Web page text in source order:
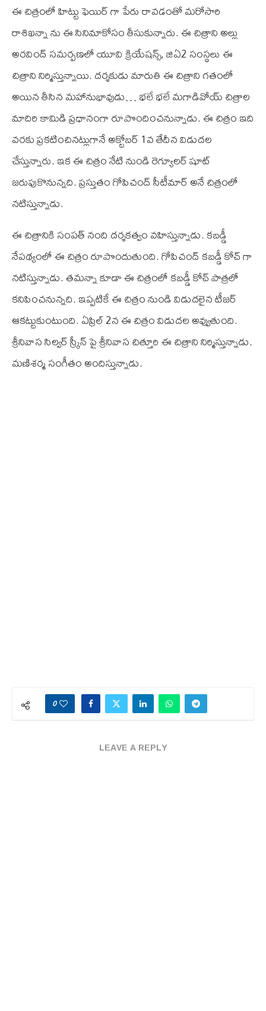
ఈ చిత్రంలో హిట్టు ఫెయిర్ గా పేరు రావడంతో మరోసారి
రాశిఖన్నా ను ఈ సినిమాకోసం తీసుకున్నారు. ఈ చిత్రాని అల్లు
అరవింద్ సమర్పణలో యూ‌వి క్రియేషన్స్, జి‌ఏ2 సంస్థలు ఈ
చిత్రాని నిర్మిస్తున్నాయి. దర్శకుడు మారుతి ఈ చిత్రాని గతంలో
అయిన తీసిన మహానుభావుడు… భలే భలే మగాడివోయ్ చిత్రాల
మాదిరి కామిడి ప్రధానంగా రూపొందించనున్నాడు. ఈ చిత్రం ఇది
వరకు ప్రకటించినట్లుగానే అక్టోబర్ 1వ తేదీన విడుదల
చేస్తున్నారు. ఇక ఈ చిత్రం నేటి నుండి రెగ్యూలర్ షూట్
జరుపుకొనున్నది. ప్రస్తుతం గోపిచంద్ సీటీమార్ అనే చిత్రంలో
నటిస్తున్నాడు.
ఈ చిత్రానికి సంపత్ నంది దర్శకత్వం వహిస్తున్నాడు. కబడ్డీ
నేపథ్యంలో ఈ చిత్రం రూపొందుతుంది. గోపిచంద్ కబడ్డీ కోచ్ గా
నటిస్తున్నాడు. తమన్నా కూడా ఈ చిత్రంలో కబడ్డీ కోచ్ పాత్రలో
కనిపించనున్నది. ఇప్పటికే ఈ చిత్రం నుండి విడుదలైన టీజర్
ఆకట్టుకుంటుంది. ఏప్రిల్ 2న ఈ చిత్రం విడుదల అవ్వుతుంది.
శ్రీనివాస సిల్వర్ స్క్రీన్ పై శ్రీనివాస చిత్తూరి ఈ చిత్రాని నిర్మిస్తున్నాడు.
మణిశర్మ సంగీతం అందిస్తున్నాడు.
0
LEAVE A REPLY